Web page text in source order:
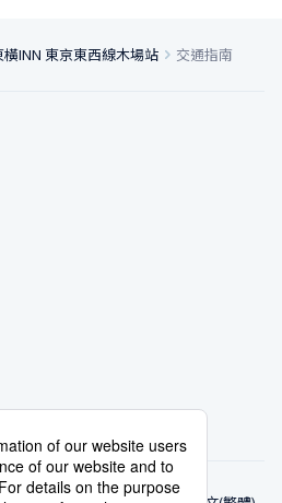
橫INN 東京東西線木場站 交通指南